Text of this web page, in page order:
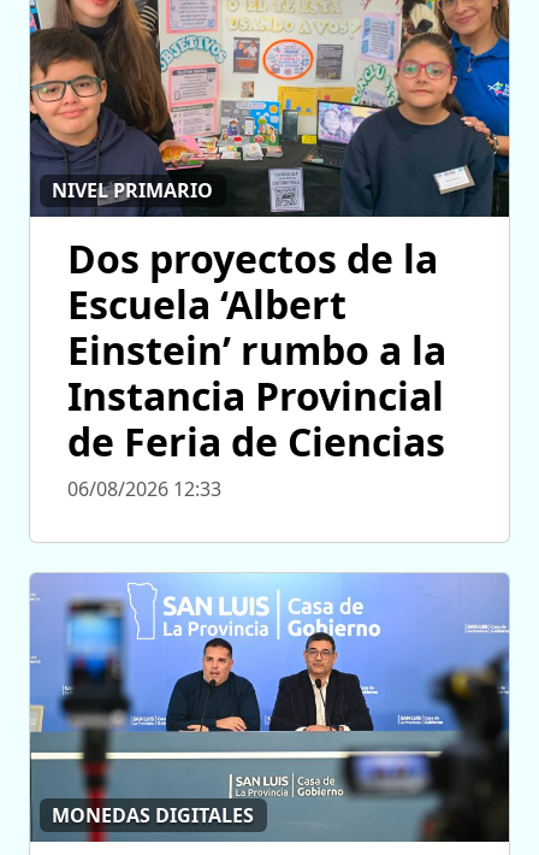
NIVEL PRIMARIO
Dos proyectos de la
Escuela ‘Albert
Einstein’ rumbo a la
Instancia Provincial
de Feria de Ciencias
06/08/2026 12:33
MONEDAS DIGITALES